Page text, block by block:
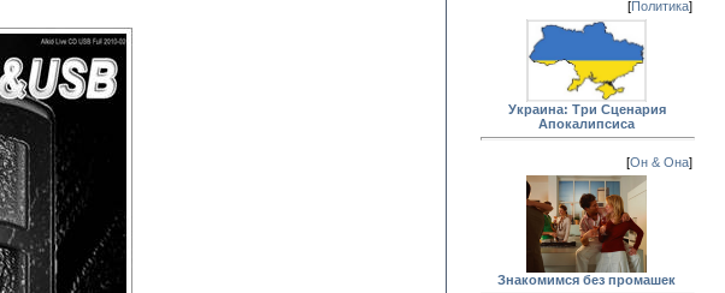
[Политика]
Украина: Три Сценария
Апокалипсиса
[Он & Она]
Знакомимся без промашек